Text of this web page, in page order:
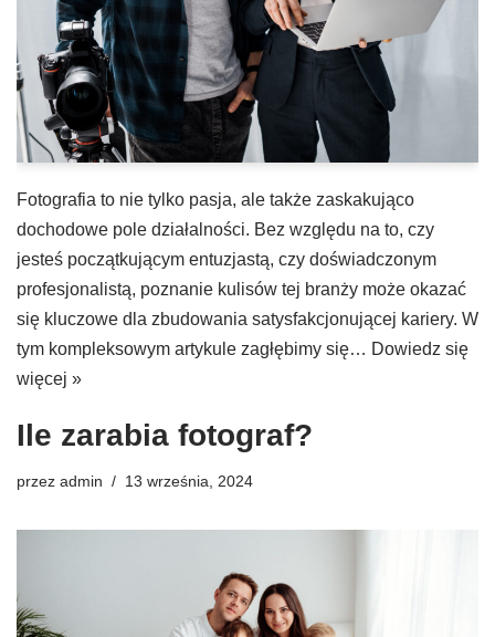
Fotografia to nie tylko pasja, ale także zaskakująco
dochodowe pole działalności. Bez względu na to, czy
jesteś początkującym entuzjastą, czy doświadczonym
profesjonalistą, poznanie kulisów tej branży może okazać
się kluczowe dla zbudowania satysfakcjonującej kariery. W
tym kompleksowym artykule zagłębimy się… Dowiedz się
więcej »
Ile zarabia fotograf?
przez admin 13 września, 2024